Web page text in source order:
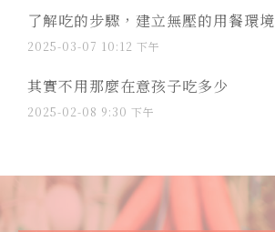
了解吃的步驟，建立無壓的用餐環境
2025-03-07 10:12 下午
其實不用那麼在意孩子吃多少
2025-02-08 9:30 下午